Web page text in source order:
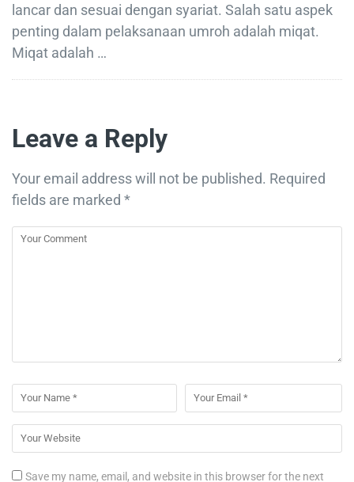
lancar dan sesuai dengan syariat. Salah satu aspek
penting dalam pelaksanaan umroh adalah miqat.
Miqat adalah …
Leave a Reply
Your email address will not be published. Required
fields are marked *
Save my name, email, and website in this browser for the next